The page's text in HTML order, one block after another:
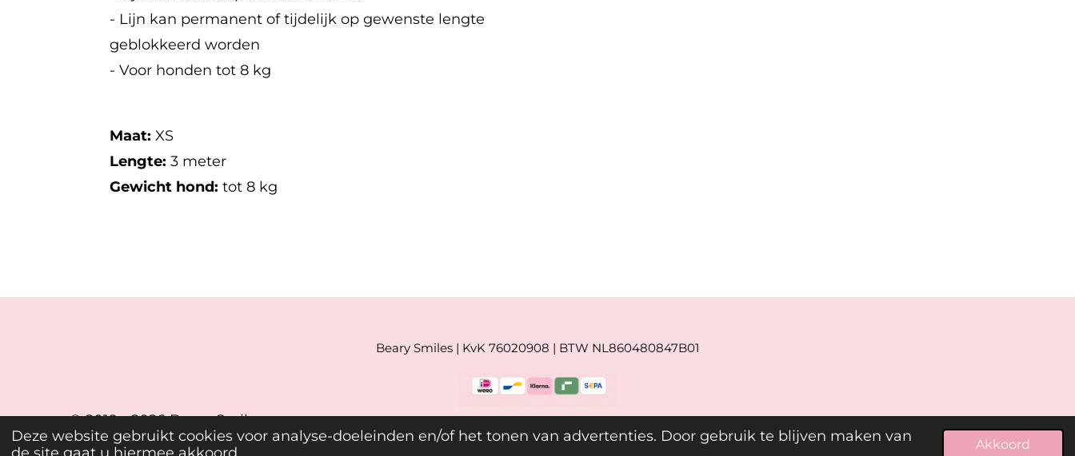
Deze website gebruikt cookies voor analyse-doeleinden en/of het tonen van advertenties. Door gebruik te blijven maken van
Akkoord
- Lijn kan permanent of tijdelijk op gewenste lengte
geblokkeerd worden
- Voor honden tot 8 kg
Maat: XS
Lengte: 3 meter
Gewicht hond: tot 8 kg
Beary Smiles | KvK 76020908 | BTW NL860480847B01
© 2019 - 2026 Beary Smiles